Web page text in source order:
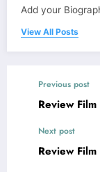
Add your
View All Posts
Previous post
Review
Next post
Review